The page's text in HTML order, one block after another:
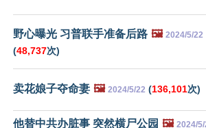
野心曝光 习普联手准备后路 🖼️ 2024/5/22
(48,737次)
卖花娘子夺命妻 🖼️ 2024/5/22 (136,101次)
他替中共办脏事 突然横尸公园 🖼️ 2024/5/